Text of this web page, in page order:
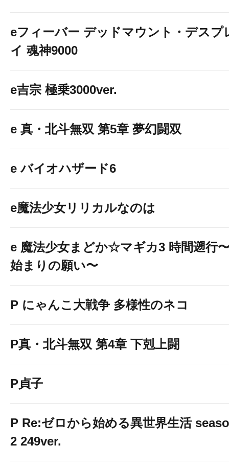
eフィーバー デッドマウント・デスプ
イ 魂神9000
e吉宗 極乗3000ver.
e 真・北斗無双 第5章 夢幻闘双
e バイオハザード6
e魔法少女リリカルなのは
e 魔法少女まどか☆マギカ3 時間遡行
始まりの願い〜
P にゃんこ大戦争 多様性のネコ
P真・北斗無双 第4章 下剋上闘
P貞子
P Re:ゼロから始める異世界生活
2 249ver.